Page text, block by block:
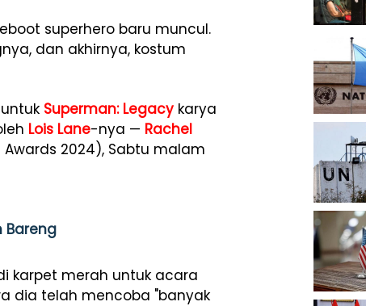
superhero baru muncul.
dan akhirnya, kostum
Superman: Legacy karya
Lois Lane-nya — Rachel
Awards 2024), Sabtu malam
Bareng
karpet merah untuk acara
dia telah mencoba "banyak